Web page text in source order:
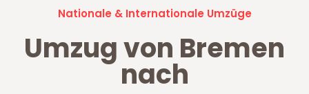
Nationale & Internationale Umzüge
Umzug von Bremen
nach